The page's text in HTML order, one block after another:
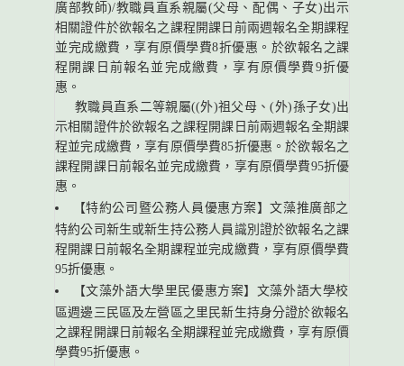
廣部教師)/教職員直系親屬(父母、配偶、子女)出示
相關證件於欲報名之課程開課日前兩週報名全期課程
並完成繳費，享有原價學費8折優惠。於欲報名之課
程開課日前報名並完成繳費，享有原價學費9折優
惠。
教職員直系二等親屬((外)祖父母、(外)孫子女)出
示相關證件於欲報名之課程開課日前兩週報名全期課
程並完成繳費，享有原價學費85折優惠。於欲報名之
課程開課日前報名並完成繳費，享有原價學費95折優
惠。
【特約公司暨公務人員優惠方案】文藻推廣部之
特約公司新生或新生持公務人員識別證於欲報名之課
程開課日前報名全期課程並完成繳費，享有原價學費
95折優惠。
【文藻外語大學里民優惠方案】文藻外語大學校
區週邊三民區及左營區之里民新生持身分證於欲報名
之課程開課日前報名全期課程並完成繳費，享有原價
學費95折優惠。